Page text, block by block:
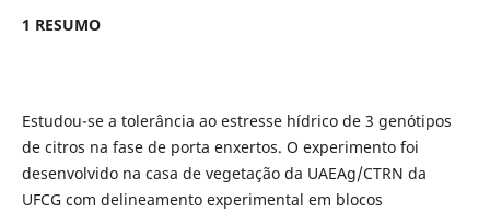
1 RESUMO
Estudou-se a tolerância ao estresse hídrico de 3 genótipos
de citros na fase de porta enxertos. O experimento foi
desenvolvido na casa de vegetação da UAEAg/CTRN da
UFCG com delineamento experimental em blocos